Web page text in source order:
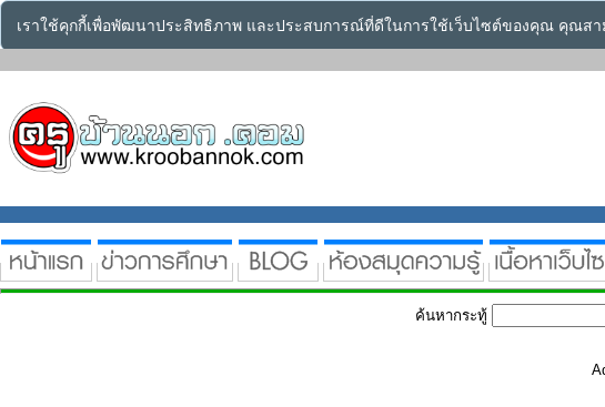
เราใช้คุกกี้เพื่อพัฒนาประสิทธิภาพ และประสบการณ์ที่ดีในการใช้เว็บไซต์ของคุณ คุณสา
ค้นหากระทู้